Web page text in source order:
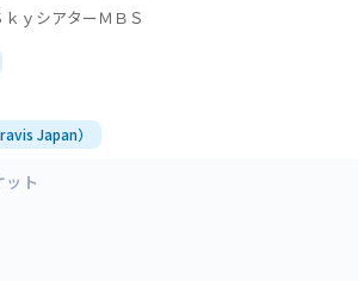
ｙシアターＭＢＳ
Japan）
ット